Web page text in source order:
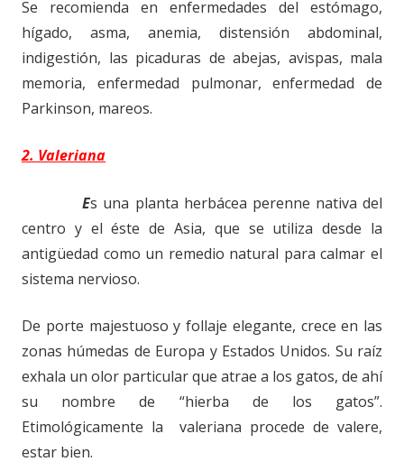
Se recomienda en enfermedades del estómago,
hígado, asma, anemia, distensión abdominal,
indigestión, las picaduras de abejas, avispas, mala
memoria, enfermedad pulmonar, enfermedad de
Parkinson, mareos.
2. Valeriana
Es una planta herbácea perenne nativa del
centro y el éste de Asia, que se utiliza desde la
antigüedad como un remedio natural para calmar el
sistema nervioso.
De porte majestuoso y follaje elegante, crece en las
zonas húmedas de Europa y Estados Unidos. Su raíz
exhala un olor particular que atrae a los gatos, de ahí
su nombre de “hierba de los gatos”.
Etimológicamente la valeriana procede de valere,
estar bien.